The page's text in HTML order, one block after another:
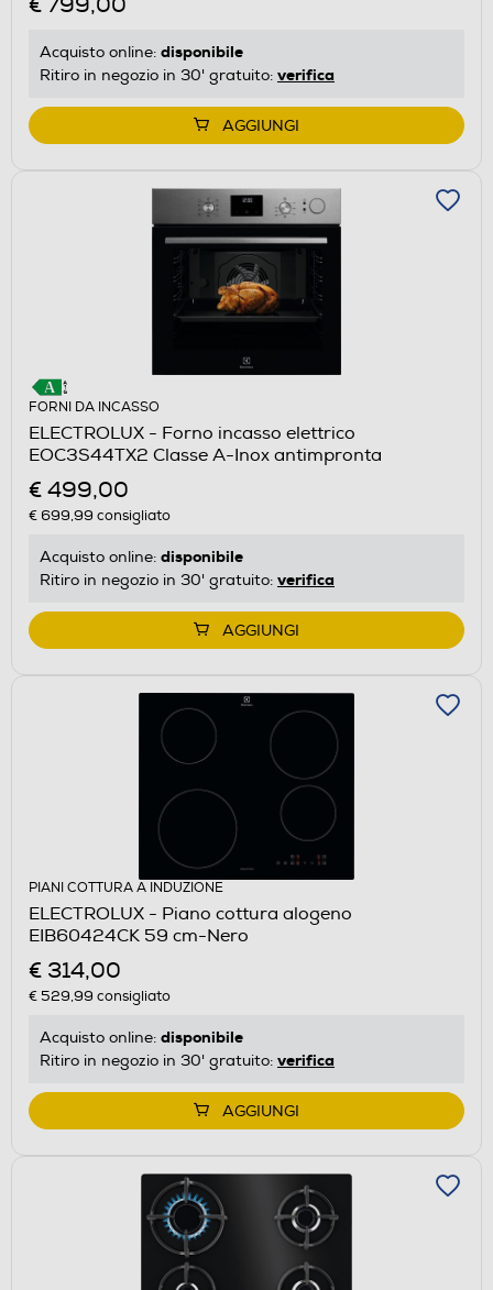
Acquisto online: disponibile
Ritiro in negozio in 30' gratuito: verifica
AGGIUNGI
FORNI DA INCASSO
ELECTROLUX - Forno incasso elettrico
EOC3S44TX2 Classe A-Inox antimpronta
€ 499,00
€ 699,99 consigliato
Acquisto online: disponibile
Ritiro in negozio in 30' gratuito: verifica
AGGIUNGI
PIANI COTTURA A INDUZIONE
ELECTROLUX - Piano cottura alogeno
EIB60424CK 59 cm-Nero
€ 314,00
€ 529,99 consigliato
Acquisto online: disponibile
Ritiro in negozio in 30' gratuito: verifica
AGGIUNGI